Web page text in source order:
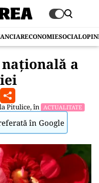
ECONOMIESOCIAL
a
Pitulice, în ACTUALITATE
în Google